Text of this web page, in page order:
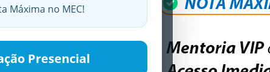
Máxima no MEC!
Presencial